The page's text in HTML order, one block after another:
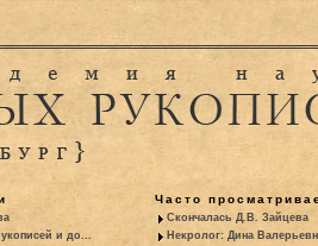
и до...
Часто
Скончалась Д.В. Зайцева
Некролог: Дина